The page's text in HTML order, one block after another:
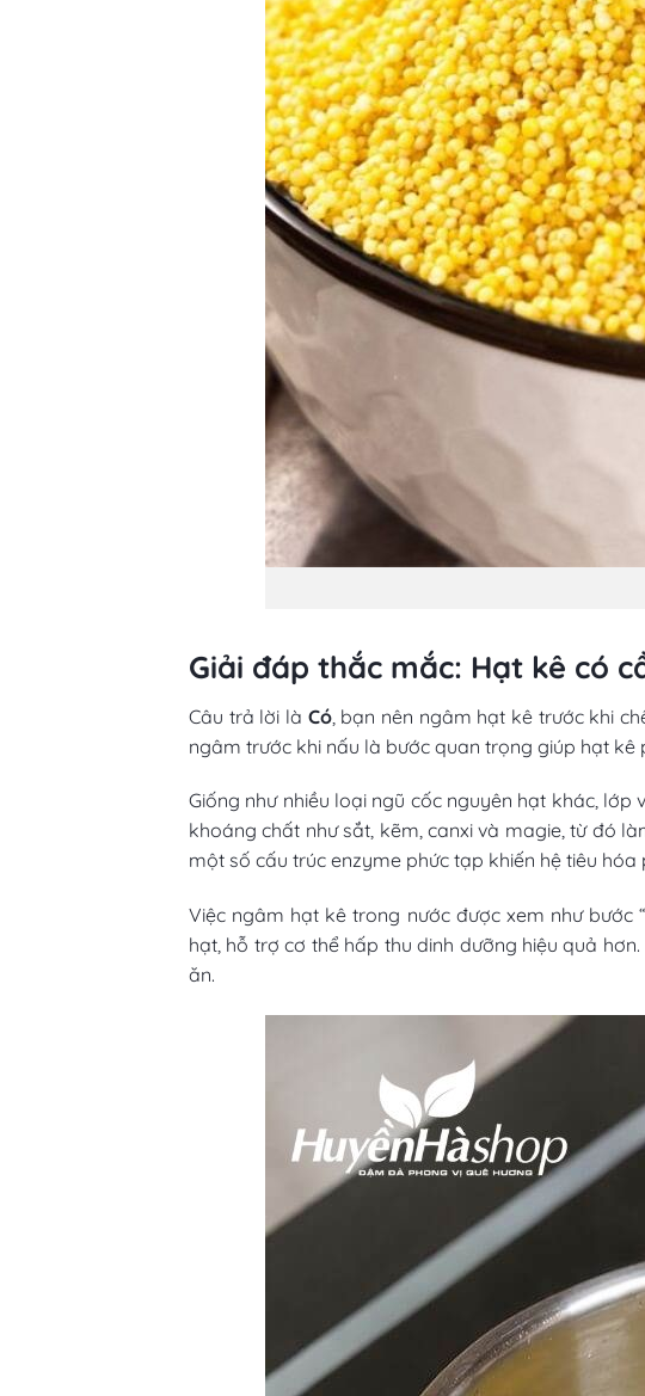
Giải đáp thắc mắc: Hạt kê có
Câu trả lời là Có, bạn nên ngâm hạt kê trước khi
ngâm trước khi nấu là bước quan trọng giúp hạt
Giống như nhiều loại ngũ cốc nguyên hạt khác,
khoáng chất như sắt, kẽm, canxi và magie, từ đó
một số cấu trúc enzyme phức tạp khiến hệ tiêu hóa
Việc ngâm hạt kê trong nước được xem như
hạt, hỗ trợ cơ thể hấp thu dinh dưỡng hiệu quả
ăn.